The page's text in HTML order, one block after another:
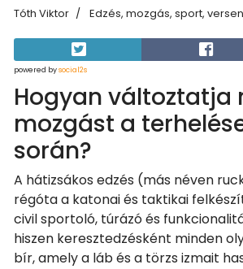
Tóth Viktor Edzés, mozgás, sport,
powered bysocial2s
Hogyan
mozgást a
során?
A hátizsákos edzés (más néven
régóta a katonai és taktikai
civil sportoló, túrázó és
hiszen keresztedzésként minden
bír, amely a láb és a törzs izmait